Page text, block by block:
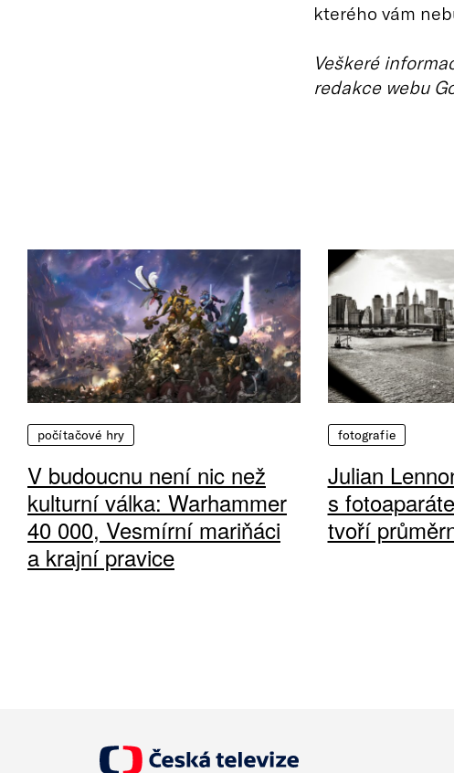
kterého vám
Veškeré
redakce webu
počítačové hry
V budoucnu není nic než
kulturní válka: Warhammer
40 000, Vesmírní mariňáci
a krajní pravice
fotografie
Julian
s
tvoří